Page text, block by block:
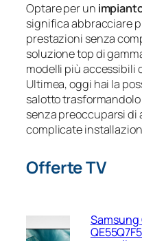
Optare per un
significa abbracciare
prestazioni senza
soluzione top di
modelli più accessibili
Ultimea, oggi hai la
salotto trasformandolo
senza preoccuparsi di
complicate
Offerte TV
Samsung